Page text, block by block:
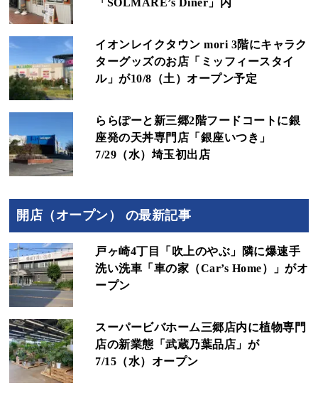
イオンレイクタウン mori 3階にキャラク
ターグッズのお店「ミッフィースタイ
ル」が10/8（土）オープン予定
ららぽーと新三郷2階フードコートに銀
座発の天丼専門店「銀座いつき」
7/29（水）埼玉初出店
開店（オープン） の最新記事
戸ヶ崎4丁目「吹上のやぶ」隣に爆速手
洗い洗車「車の家（Car’s Home）」がオ
ープン
スーパービバホーム三郷店内に植物専門
店の新業態「武蔵乃葉品店」が
7/15（水）オープン